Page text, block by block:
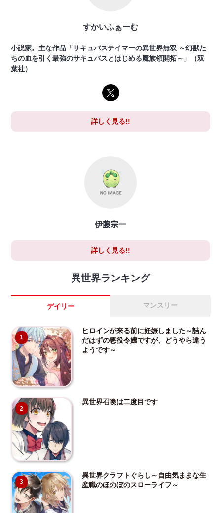
すかいふぁーむ
小説家。主な作品「サキュバステイマーの異世界無双 ～幻獣た
ちの血を引く最強のサキュバスとはじめる魔族領開拓～」（双
葉社）
詳しく見る!!
伊藤宗一
詳しく見る!!
異世界ランキング
デイリー マンスリー
1
ヒロインが来る前に妊娠しました～詰ん
だはずの悪役令嬢ですが、どうやら違う
ようです～
2
異世界召喚は二度目です
3
異世界クラフトぐらし～自由気ままな生
産職のほのぼのスローライフ～